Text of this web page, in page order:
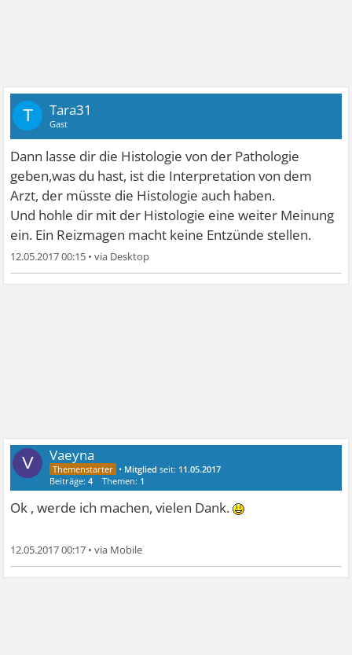
T Tara31
Gast
Dann lasse dir die Histologie von der Pathologie
geben,was du hast, ist die Interpretation von dem
Arzt, der müsste die Histologie auch haben.
Und hohle dir mit der Histologie eine weiter Meinung
ein. Ein Reizmagen macht keine Entzünde stellen.
12.05.2017 00:15 •
V Vaeyna
• Mitglied seit: 11.05.2017
Beiträge:4 Themen: 1
Ok , werde ich machen, vielen Dank.
12.05.2017 00:17 •